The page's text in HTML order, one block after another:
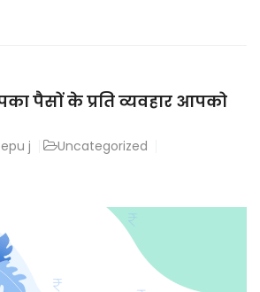
पैसों के प्रति व्यवहार आपको
j
Uncategorized